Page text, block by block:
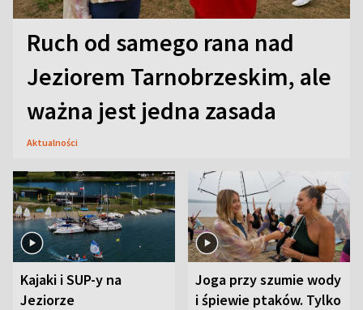
Ruch od samego rana nad
Jeziorem Tarnobrzeskim, ale
ważna jest jedna zasada
Aktualności
Kajaki i SUP-y na
Jeziorze
Joga przy szumie wody
i śpiewie ptaków. Tylko